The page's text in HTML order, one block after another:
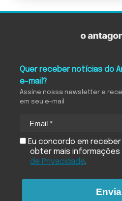
Quer receber notícias do
e-mail?
Assine nossa newsletter e
em seu e-mail
Eu concordo em
obter mais informações
de Privacidade.